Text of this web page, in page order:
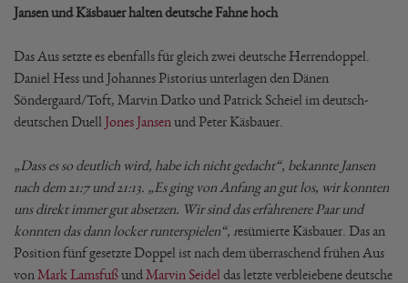
Jansen und Käsbauer halten deutsche Fahne hoch
Das Aus setzte es ebenfalls für gleich zwei deutsche Herrendoppel.
Daniel Hess und Johannes Pistorius unterlagen den Dänen
Söndergaard/Toft, Marvin Datko und Patrick Scheiel im deutsch-
deutschen Duell Jones Jansen und Peter Käsbauer.
„Dass es so deutlich wird, habe ich nicht gedacht“, bekannte Jansen
nach dem 21:7 und 21:13. „Es ging von Anfang an gut los, wir konnten
uns direkt immer gut absetzen. Wir sind das erfahrenere Paar und
konnten das dann locker runterspielen“, resümierte Käsbauer. Das an
Position fünf gesetzte Doppel ist nach dem überraschend frühen Aus
von Mark LamsfußundMarvin Seidel das letzte verbleiebene deutsche